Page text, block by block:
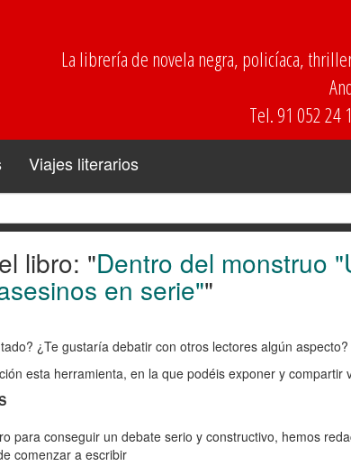
La librería de novela negra, policíaca,
Tel. 91 052 24
Viajes literarios
libro: "Dentro del monstruo
en serie""
¿Te gustaría debatir con otros lectores algún aspecto?
esta herramienta, en la que podéis exponer y compartir
para conseguir un debate serio y constructivo, hemos
comenzar a escribir